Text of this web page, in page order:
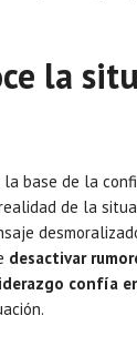
la
base de la
de la
desactivar
confía